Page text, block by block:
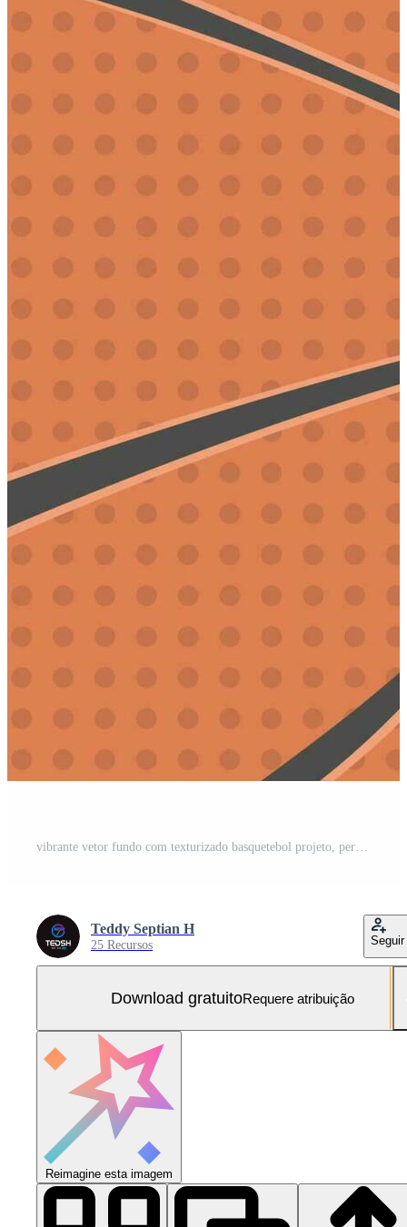
vibrante vetor fundo com texturizado basquetebol projeto, perfeito para papeis de parede e meios de comunicação projetos Vetor Grátis e SVG Grátis
Teddy Septian H
25 Recursos Seguir
Download gratuitoRequere atribuição
Reimagine esta imagem